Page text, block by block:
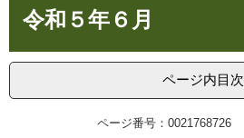
令和５年６月
ページ内目次
ページ番号：0021768726